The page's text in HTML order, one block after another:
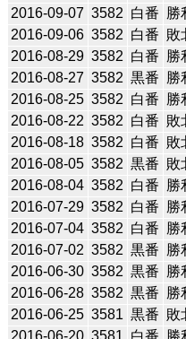
2016-09-07 3582 白番 勝
2016-09-06 3582 白番 敗
2016-08-29 3582 白番 勝
2016-08-27 3582 黒番 勝
2016-08-25 3582 白番 勝
2016-08-22 3582 白番 敗
2016-08-18 3582 白番 敗
2016-08-05 3582 黒番 敗
2016-08-04 3582 白番 勝
2016-07-29 3582 白番 勝
2016-07-04 3582 白番 勝
2016-07-02 3582 黒番 勝
2016-06-30 3582 黒番 勝
2016-06-28 3582 黒番 勝
2016-06-25 3581 黒番 敗
2016-06-20 3581 白番 勝